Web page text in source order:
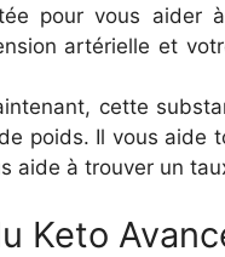
pour vous aider
artérielle et
cette
poids. Il vous aide
aide à trouver un
Keto